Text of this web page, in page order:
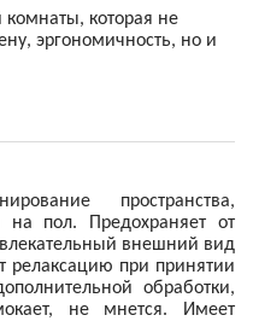
комнаты, которая не
эргономичность, но и
пространства,
на пол. Предохраняет от
внешний вид
релаксацию при принятии
обработки,
не мнется. Имеет